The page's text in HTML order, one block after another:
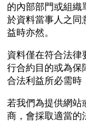
的內部部門或組織
於資料當事人之同
益時亦然。
資料僅在符合法律
行合約目的或為保
合法利益所必需時
若我們為提供網站
商，會採取適當的